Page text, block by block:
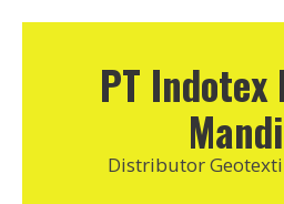
PT Indotex
Distributor